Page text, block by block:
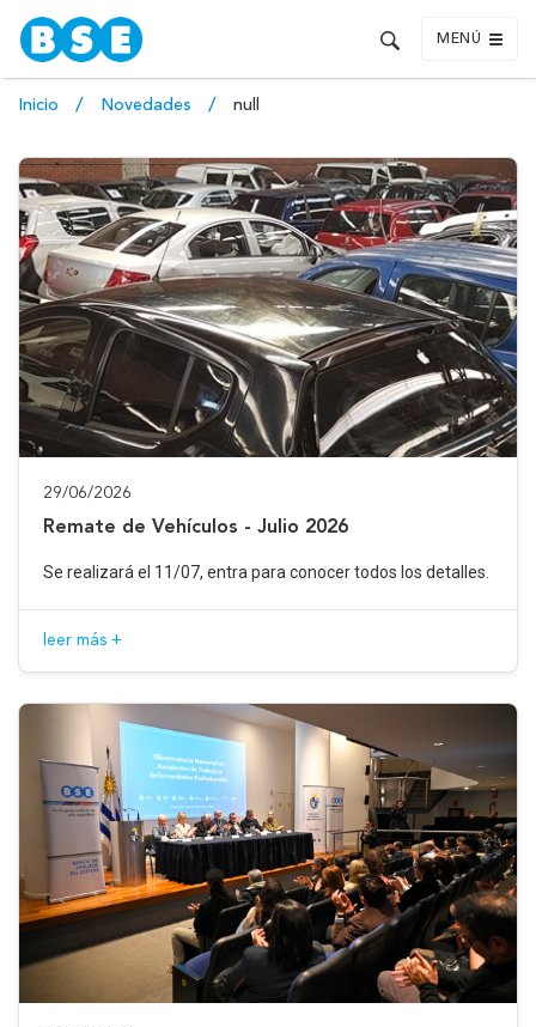
MENÚ
Inicio Novedades null
29/06/2026
Remate de Vehículos - Julio 2026
Se realizará el 11/07, entra para conocer todos los detalles.
leer más +